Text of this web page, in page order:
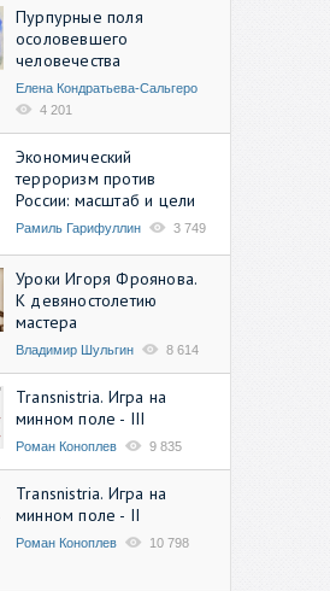
Пурпурные поля
осоловевшего
человечества
Елена Кондратьева-Сальгеро
4 201
Экономический
терроризм против
России: масштаб и цели
Рамиль Гарифуллин 3 749
Уроки Игоря Фроянова.
К девяностолетию
мастера
Владимир Шульгин 8 614
Transnistria. Игра на
минном поле - III
Роман Коноплев 9 835
Transnistria. Игра на
минном поле - II
Роман Коноплев 10 798